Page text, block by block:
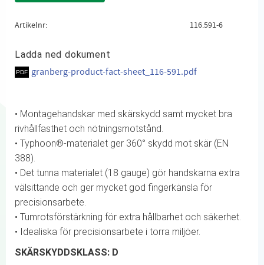
Artikelnr 116.591-6
Ladda ned dokument
granberg-product-fact-sheet_116-591.pdf
• Montagehandskar med skärskydd samt mycket bra
rivhållfasthet och nötningsmotstånd.
• Typhoon®-materialet ger 360° skydd mot skär (EN
388).
• Det tunna materialet (18 gauge) gör handskarna extra
välsittande och ger mycket god fingerkänsla för
precisionsarbete.
• Tumrotsförstärkning för extra hållbarhet och säkerhet.
• Idealiska för precisionsarbete i torra miljöer.
SKÄRSKYDDSKLASS: D